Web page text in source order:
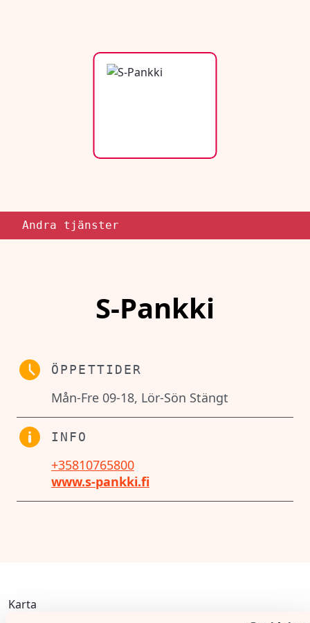
Andra tjänster
S-Pankki
ÖPPETTIDER
Mån-Fre 09-18, Lör-Sön Stängt
INFO
+35810765800
www.s-pankki.fi
Karta